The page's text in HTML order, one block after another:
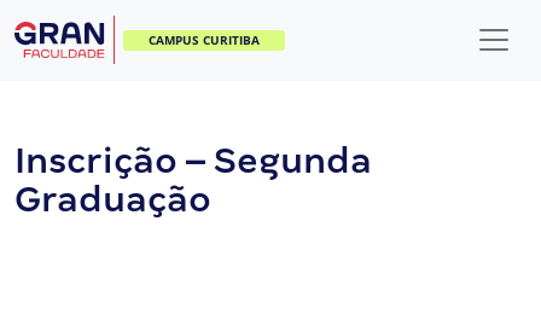
CAMPUS CURITIBA
Inscrição – Segunda
Graduação